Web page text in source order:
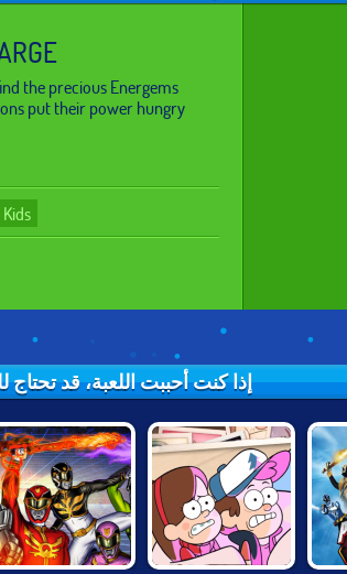
the precious Energems
put their power hungry
Kids
إذا كنت أحببت اللعبة، قد